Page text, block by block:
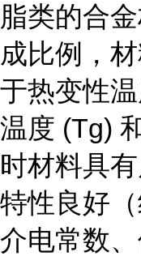
脂类的合
成比例，
于热变性
温度 (Tg)
时材料具
特性良好
介电常数